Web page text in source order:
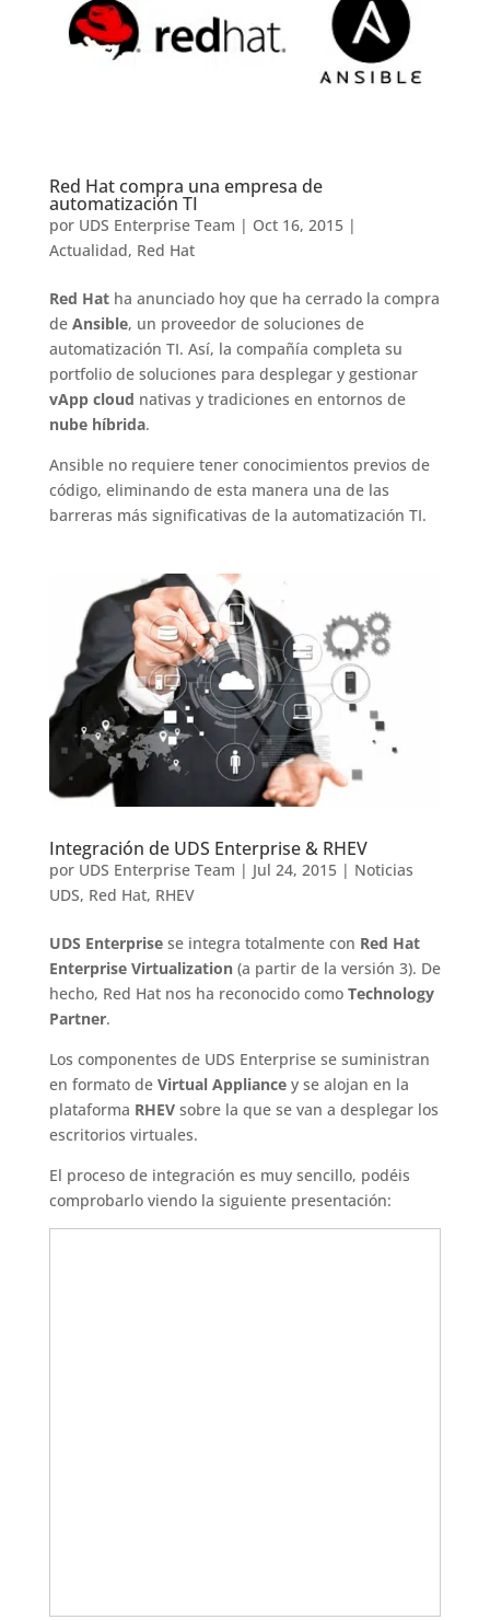
Red Hat compra una empresa de
automatización TI
por UDS Enterprise Team | Oct 16, 2015|
Actualidad, Red Hat
Red Hatha anunciado hoy que ha cerrado la compra
de Ansible, un proveedor de soluciones de
automatización TI. Así, la compañía completa su
portfolio de soluciones para desplegar y gestionar
vApp cloud nativas y tradiciones en entornos de
nube híbrida.
Ansible no requiere tener conocimientos previos de
código, eliminando de esta manera una de las
barreras más significativas de la automatización TI.
Integración de UDS Enterprise & RHEV
por UDS Enterprise Team | Jul 24, 2015| Noticias
UDS, Red Hat, RHEV
UDS Enterprisese integra totalmente con Red Hat
Enterprise Virtualization(a partir de la versión 3). De
hecho, Red Hat nos ha reconocido como Technology
Partner.
Los componentes de UDS Enterprise se suministran
en formato de Virtual Appliancey se alojan en la
plataforma RHEVsobre la que se van a desplegar los
escritorios virtuales.
El proceso de integración es muy sencillo, podéis
comprobarlo viendo la siguiente presentación: